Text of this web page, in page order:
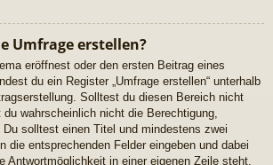
Umfrage erstellen?
eröffnest oder den ersten Beitrag eines
du ein Register „Umfrage erstellen“ unterhalb
Solltest du diesen Bereich nicht
wahrscheinlich nicht die Berechtigung,
solltest einen Titel und mindestens zwei
die entsprechenden Felder eingeben und dabei
Antwortmöglichkeit in einer eigenen Zeile steht.